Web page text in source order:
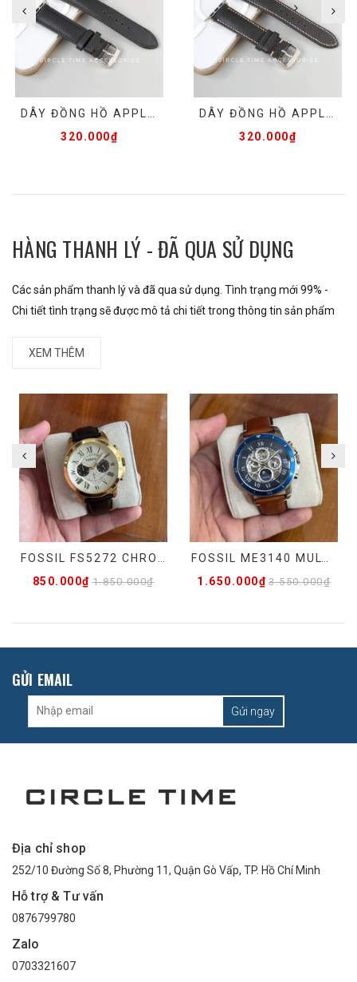
320.000₫
320.000₫
HÀNG THANH LÝ - ĐÃ QUA SỬ DỤNG
Các sản phẩm thanh lý và đã qua sử dụng. Tình trạng mới 99% -
Chi tiết tình trạng sẽ được mô tả chi tiết trong thông tin sản phẩm
XEM THÊM
850.000₫ 1.850.000₫
1.650.000₫ 3.550.000₫
GỬI EMAIL
Gửi ngay
Địa chỉ shop
252/10 Đường Số 8, Phường 11, Quận Gò Vấp, TP. Hồ Chí Minh
Hỗ trợ & Tư vấn
0876799780
Zalo
0703321607